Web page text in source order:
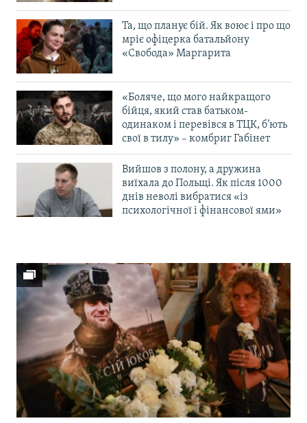
Та, що планує бій. Як воює і про що
мріє офіцерка батальйону
«Свобода» Маргарита
«Боляче, що мого найкращого
бійця, який став батьком-
одинаком і перевівся в ТЦК, б’ють
свої в тилу» – комбриг Габінет
Вийшов з полону, а дружина
виїхала до Польщі. Як після 1000
днів неволі вибратися «із
психологічної і фінансової ями»